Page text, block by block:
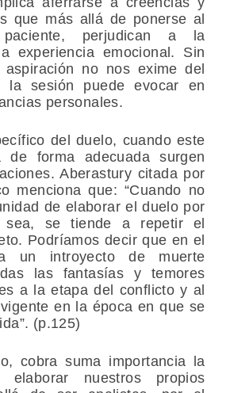
que más allá de ponerse al
perjudican a la
experiencia emocional. Sin
aspiración no nos exime del
la sesión puede evocar en
personales.
del duelo, cuando este
de forma adecuada surgen
Aberastury citada por
menciona que: “Cuando no
de elaborar el duelo por
sea, se tiende a repetir el
Podríamos decir que en el
un introyecto de muerte
las fantasías y temores
a la etapa del conflicto y al
en la época en que se
(p.125)
cobra suma importancia la
elaborar nuestros propios